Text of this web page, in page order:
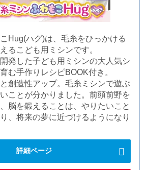
Hug(ハグ)は、毛糸をひっかける
るこども用ミシンです。
発した子ども用ミシンの大人気シ
む手作りレシピBOOK付き。
創造性アップ。毛糸ミシンで遊ぶ
ことが分かりました。前頭前野を
脳を鍛えることは、やりたいこと
、将来の夢に近づけるようになり
詳細ページ